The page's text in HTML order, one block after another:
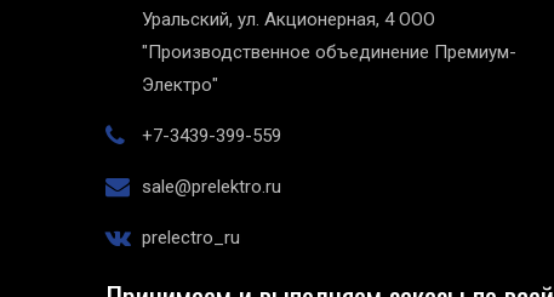
Уральский, ул. Акционерная, 4 ООО
"Производственное объединение Премиум-
Электро"
+7-3439-399-559
sale@prelektro.ru
prelectro_ru